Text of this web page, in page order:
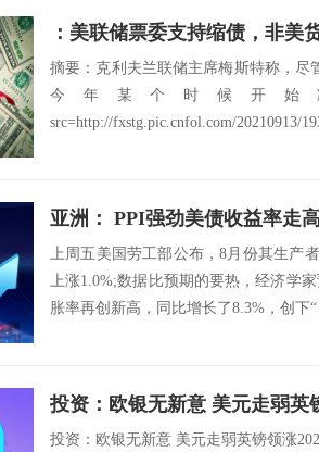
：美联储票委支持缩债，非美
摘要：克利夫兰联储主席梅斯特称，尽
今年某个时候开始
src=http://fxstg.pic.cnfol.com/20210913/
亚洲： PPI强劲美债收益率走
上周五美国劳工部公布，8月份其生产
上涨1.0%;数据比预期的要热，经济学
胀率再创新高，同比增长了8.3%，创下
投资：欧银无新意 美元走弱英
投资：欧银无新意 美元走弱英镑领涨